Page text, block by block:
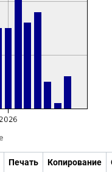
Печать Копирование